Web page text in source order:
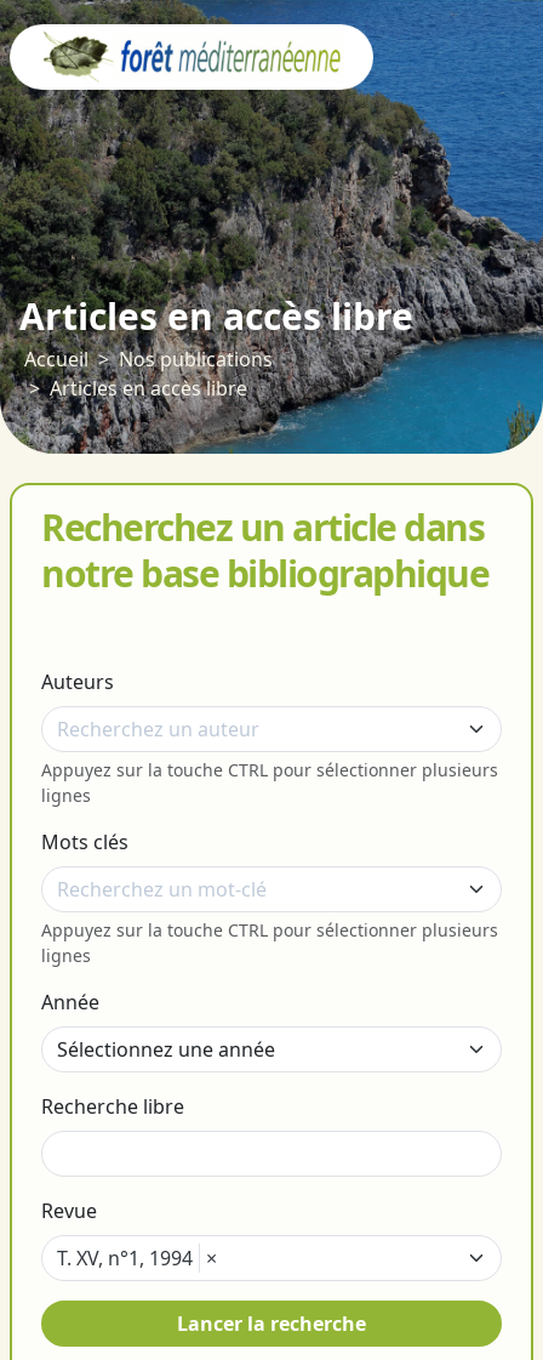
Articles en accès libre
Accueil
Nos publications
Articles en accès libre
Recherchez un article dans
notre base bibliographique
Auteurs
Appuyez sur la touche CTRL pour sélectionner plusieurs
lignes
Mots clés
Appuyez sur la touche CTRL pour sélectionner plusieurs
lignes
Année
Recherche libre
Revue
T. XV, n°1, 1994 ×
Lancer la recherche
Panneau de gestion des cookies